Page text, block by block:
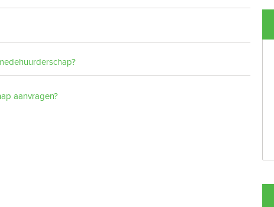
aanvragen?